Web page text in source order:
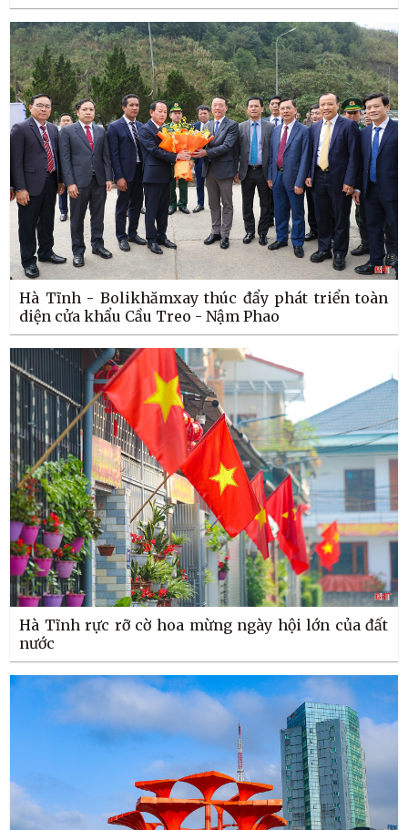
Hà Tĩnh - Bolikhămxay thúc đẩy phát triển toàn
diện cửa khẩu Cầu Treo - Nậm Phao
Hà Tĩnh rực rỡ cờ hoa mừng ngày hội lớn của đất
nước